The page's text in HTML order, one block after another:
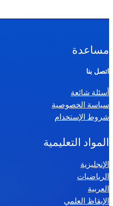
مساعدة
اتصل بنا
أسئلة شائعة
سياسة الخصوصية
شروط الإستخدام
المواد التعليمية
الإنجليزية
الرياضيات
العربية
الإيقاظ العلمي